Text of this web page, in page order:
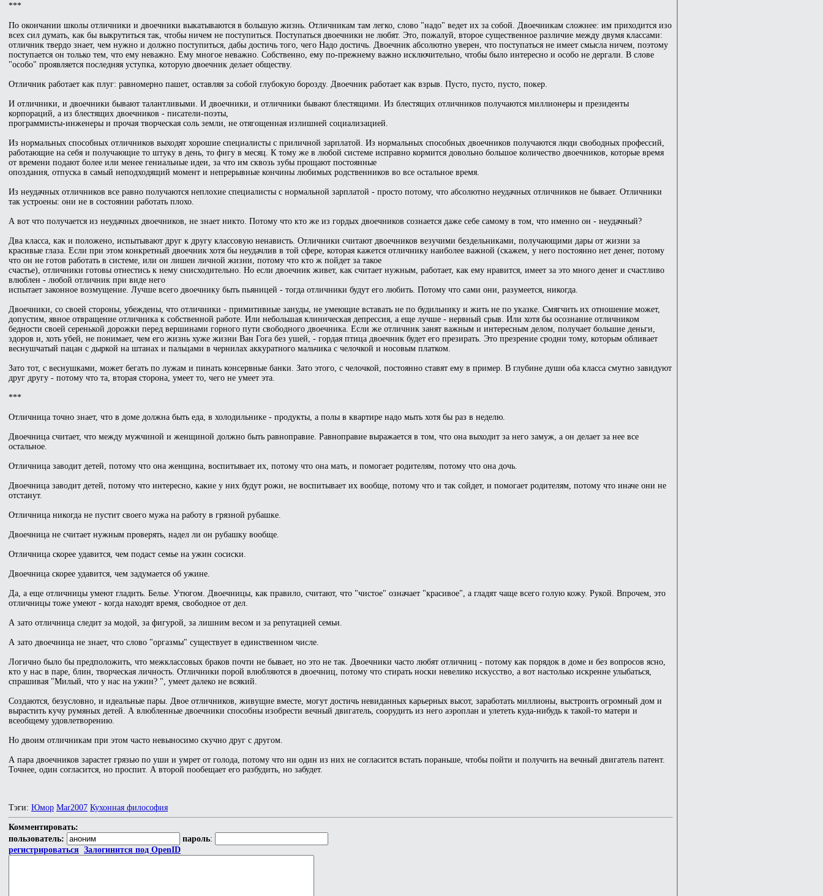
***
По окончании школы отличники и двоечники выкатываются в большую жизнь. Отличникам там легко, слово "надо" ведет их за собой. Двоечникам сложнее: им приходится изо
всех сил думать, как бы выкрутиться так, чтобы ничем не поступиться. Поступаться двоечники не любят. Это, пожалуй, второе существенное различие между двумя классами:
отличник твердо знает, чем нужно и должно поступиться, дабы достичь того, чего Надо достичь. Двоечник абсолютно уверен, что поступаться не имеет смысла ничем, поэтому
поступается он только тем, что ему неважно. Ему многое неважно. Собственно, ему по-прежнему важно исключительно, чтобы было интересно и особо не дергали. В слове
"особо" проявляется последняя уступка, которую двоечник делает обществу.
Отличник работает как плуг: равномерно пашет, оставляя за собой глубокую борозду. Двоечник работает как взрыв. Пусто, пусто, пусто, покер.
И отличники, и двоечники бывают талантливыми. И двоечники, и отличники бывают блестящими. Из блестящих отличников получаются миллионеры и президенты
корпораций, а из блестящих двоечников - писатели-поэты,
программисты-инженеры и прочая творческая соль земли, не отягощенная излишней социализацией.
Из нормальных способных отличников выходят хорошие специалисты с приличной зарплатой. Из нормальных способных двоечников получаются люди свободных профессий,
работающие на себя и получающие то штуку в день, то фигу в месяц. К тому же в любой системе исправно кормится довольно большое количество двоечников, которые время
от времени подают более или менее гениальные идеи, за что им сквозь зубы прощают постоянные
опоздания, отпуска в самый неподходящий момент и непрерывные кончины любимых родственников во все остальное время.
Из неудачных отличников все равно получаются неплохие специалисты с нормальной зарплатой - просто потому, что абсолютно неудачных отличников не бывает. Отличники
так устроены: они не в состоянии работать плохо.
А вот что получается из неудачных двоечников, не знает никто. Потому что кто же из гордых двоечников сознается даже себе самому в том, что именно он - неудачный?
Два класса, как и положено, испытывают друг к другу классовую ненависть. Отличники считают двоечников везучими бездельниками, получающими дары от жизни за
красивые глаза. Если при этом конкретный двоечник хотя бы неудачлив в той сфере, которая кажется отличнику наиболее важной (скажем, у него постоянно нет денег, потому
что он не готов работать в системе, или он лишен личной жизни, потому что кто ж пойдет за такое
счастье), отличники готовы отнестись к нему снисходительно. Но если двоечник живет, как считает нужным, работает, как ему нравится, имеет за это много денег и счастливо
влюблен - любой отличник при виде него
испытает законное возмущение. Лучше всего двоечнику быть пьяницей - тогда отличники будут его любить. Потому что сами они, разумеется, никогда.
Двоечники, со своей стороны, убеждены, что отличники - примитивные зануды, не умеющие вставать не по будильнику и жить не по указке. Смягчить их отношение может,
допустим, явное отвращение отличника к собственной работе. Или небольшая клиническая депрессия, а еще лучше - нервный срыв. Или хотя бы осознание отличником
бедности своей серенькой дорожки перед вершинами горного пути свободного двоечника. Если же отличник занят важным и интересным делом, получает большие деньги,
здоров и, хоть убей, не понимает, чем его жизнь хуже жизни Ван Гога без ушей, - гордая птица двоечник будет его презирать. Это презрение сродни тому, которым обливает
веснушчатый пацан с дыркой на штанах и пальцами в чернилах аккуратного мальчика с челочкой и носовым платком.
Зато тот, с веснушками, может бегать по лужам и пинать консервные банки. Зато этого, с челочкой, постоянно ставят ему в пример. В глубине души оба класса смутно завидуют
друг другу - потому что та, вторая сторона, умеет то, чего не умеет эта.
***
Отличница точно знает, что в доме должна быть еда, в холодильнике - продукты, а полы в квартире надо мыть хотя бы раз в неделю.
Двоечница считает, что между мужчиной и женщиной должно быть равноправие. Равноправие выражается в том, что она выходит за него замуж, а он делает за нее все
остальное.
Отличница заводит детей, потому что она женщина, воспитывает их, потому что она мать, и помогает родителям, потому что она дочь.
Двоечница заводит детей, потому что интересно, какие у них будут рожи, не воспитывает их вообще, потому что и так сойдет, и помогает родителям, потому что иначе они не
отстанут.
Отличница никогда не пустит своего мужа на работу в грязной рубашке.
Двоечница не считает нужным проверять, надел ли он рубашку вообще.
Отличница скорее удавится, чем подаст семье на ужин сосиски.
Двоечница скорее удавится, чем задумается об ужине.
Да, а еще отличницы умеют гладить. Белье. Утюгом. Двоечницы, как правило, считают, что "чистое" означает "красивое", а гладят чаще всего голую кожу. Рукой. Впрочем, это
отличницы тоже умеют - когда находят время, свободное от дел.
А зато отличница следит за модой, за фигурой, за лишним весом и за репутацией семьи.
А зато двоечница не знает, что слово "оргазмы" существует в единственном числе.
Логично было бы предположить, что межклассовых браков почти не бывает, но это не так. Двоечники часто любят отличниц - потому как порядок в доме и без вопросов ясно,
кто у нас в паре, блин, творческая личность. Отличники порой влюбляются в двоечниц, потому что стирать носки невелико искусство, а вот настолько искренне улыбаться,
спрашивая "Милый, что у нас на ужин? ", умеет далеко не всякий.
Создаются, безусловно, и идеальные пары. Двое отличников, живущие вместе, могут достичь невиданных карьерных высот, заработать миллионы, выстроить огромный дом и
вырастить кучу румяных детей. А влюбленные двоечники способны изобрести вечный двигатель, соорудить из него аэроплан и улететь куда-нибудь к такой-то матери и
всеобщему удовлетворению.
Но двоим отличникам при этом часто невыносимо скучно друг с другом.
А пара двоечников зарастет грязью по уши и умрет от голода, потому что ни один из них не согласится встать пораньше, чтобы пойти и получить на вечный двигатель патент.
Точнее, один согласится, но проспит. А второй пообещает его разбудить, но забудет.
Тэги: Юмор Mar2007 Кухонная философия
Комментировать:
пользователь:
пароль:
регистрироваться Залогинится под OpenID